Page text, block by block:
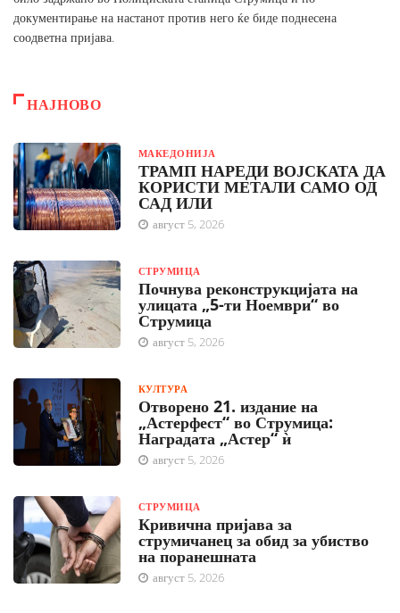
документирање на настанот против него ќе биде поднесена
соодветна пријава.
НАЈНОВО
МАКЕДОНИЈА
ТРАМП НАРЕДИ ВОЈСКАТА ДА
КОРИСТИ МЕТАЛИ САМО ОД
САД ИЛИ
август 5, 2026
СТРУМИЦА
Почнува реконструкцијата на
улицата „5-ти Ноември“ во
Струмица
август 5, 2026
КУЛТУРА
Отворено 21. издание на
„Астерфест“ во Струмица:
Наградата „Астер“ ѝ
август 5, 2026
СТРУМИЦА
Кривична пријава за
струмичанец за обид за убиство
на поранешната
август 5, 2026